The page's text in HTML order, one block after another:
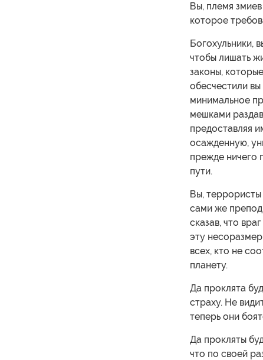
Вы, племя
которое
Богохульники,
чтобы лишать
законы,
обесчестили
минимальное
мешками
предоставляя
осажденную,
прежде ничего
пути.
Вы,
сами же
сказав, что
эту
всех, кто не
планету.
Да проклята
страху. Не
теперь они
Да прокляты
что по своей